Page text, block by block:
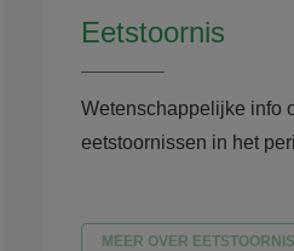
Eetstoornis
Wetenschappelijke info
eetstoornissen in het
MEER OVER EETSTOORNIS